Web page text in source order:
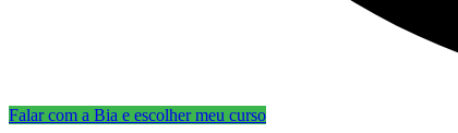
Falar com a Bia e escolher meu curso